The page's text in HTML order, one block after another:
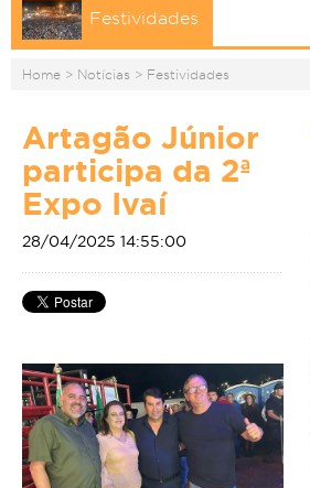
Festividades
Home > Notícias > Festividades
Artagão Júnior
participa da 2ª
Expo Ivaí
28/04/2025 14:55:00